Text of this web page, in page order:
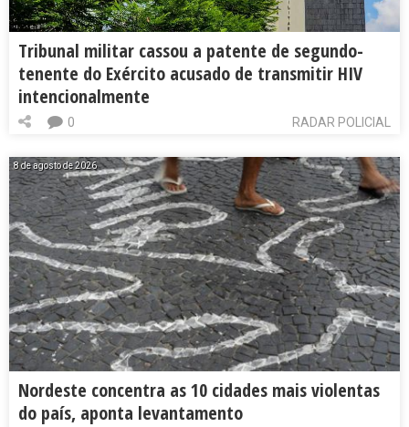
Tribunal militar cassou a patente de segundo-
tenente do Exército acusado de transmitir HIV
intencionalmente
RADAR POLICIAL
0
8 de agosto de 2026
Nordeste concentra as 10 cidades mais violentas
do país, aponta levantamento